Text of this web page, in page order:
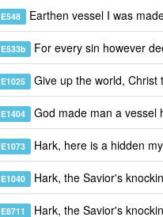
E548 Earthen vessel I was
E533b For every sin however
E1025 Give up the world, Christ
E1404 God made man a vessel
E1073 Hark, here is a hidden
E1040 Hark, the Savior's
E8711 Hark, the Savior's